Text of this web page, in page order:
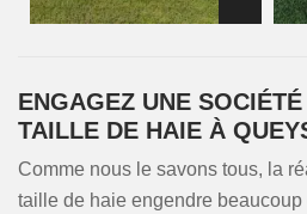
ENGAGEZ UNE
TAILLE DE HAIE À
Comme nous le savons tous, la
taille de haie engendre beaucoup